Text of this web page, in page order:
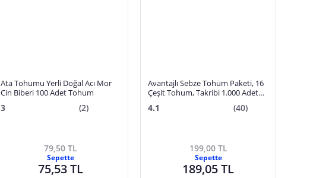
Ata Tohumu Yerli Doğal Acı Mor
Cin Biberi 100 Adet Tohum
3 (2)
79,50 TL
Sepette
75,53 TL
Avantajlı Sebze Tohum Paketi, 16
Çeşit Tohum, Takribi 1.000 Adet
4.1 (40)
199,00 TL
Sepette
189,05 TL